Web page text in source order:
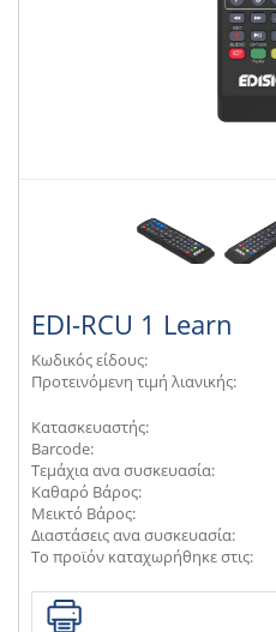
EDI-RCU 1 Learn
Κωδικός είδους:
Προτεινόμενη τιμή λιανικής:
Κατασκευαστής:
Barcode:
Τεμάχια ανα συσκευασία:
Καθαρό Βάρος:
Μεικτό Βάρος:
Διαστάσεις ανα συσκευασία:
Το προϊόν καταχωρήθηκε στις: